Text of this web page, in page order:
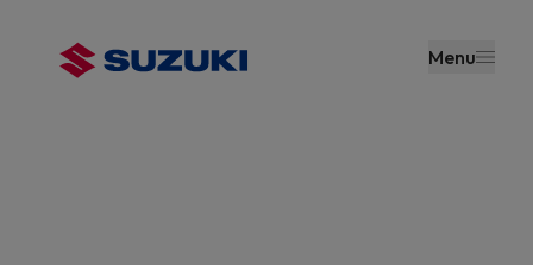
de inhoud
gaan
Menu